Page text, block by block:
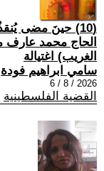
(10) حينَ مضى
الحاج محمد
الغريب) اغتيالة
سامي ابراهيم فودة
2026 / 8 / 6
القضية الفلسطينية